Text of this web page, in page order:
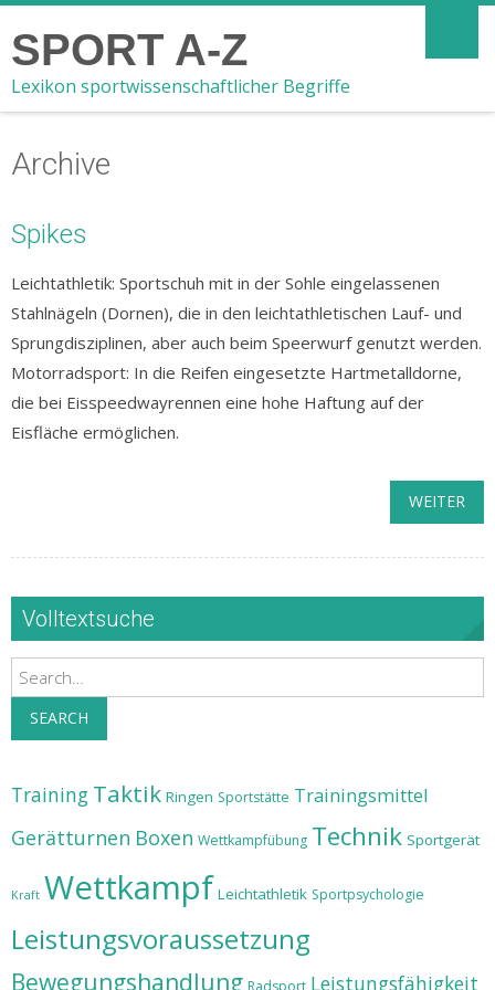
SPORT A-Z
Lexikon sportwissenschaftlicher Begriffe
Archive
Spikes
Leichtathletik: Sportschuh mit in der Sohle eingelassenen
Stahlnägeln (Dornen), die in den leichtathletischen Lauf- und
Sprungdisziplinen, aber auch beim Speerwurf genutzt werden.
Motorradsport: In die Reifen eingesetzte Hartmetalldorne,
die bei Eisspeedwayrennen eine hohe Haftung auf der
Eisfläche ermöglichen.
WEITER
Volltextsuche
Search
SEARCH
Training Taktik Ringen Sportstätte Trainingsmittel
Gerätturnen Boxen Wettkampfübung Technik Sportgerät
Kraft Wettkampf Leichtathletik Sportpsychologie
Leistungsvoraussetzung
Bewegungshandlung Radsport Leistungsfähigkeit